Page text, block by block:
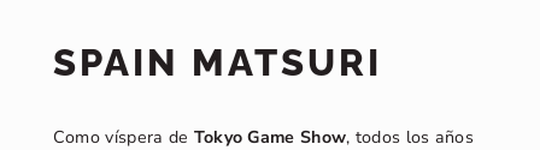
SPAIN MATSURI
Como víspera de Tokyo Game Show, todos los años